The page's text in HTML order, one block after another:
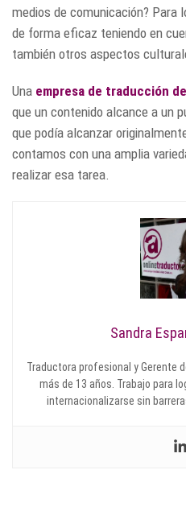
medios de comunicación? Para
de forma eficaz teniendo en
también otros aspectos
Una empresa de traducción
que un contenido alcance a un
que podía alcanzar
contamos con una amplia
realizar esa tarea.
Sandra
Traductora profesional y Gerente
más de 13 años. Trabajo para
internacionalizarse sin